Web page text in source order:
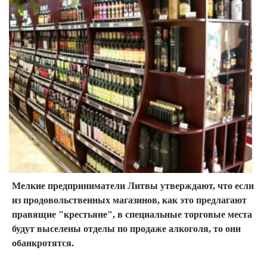
Мелкие предприниматели Литвы утверждают, что если
из продовольственных магазинов, как это предлагают
правящие "крестьяне", в специальные торговые места
будут выселены отделы по продаже алкоголя, то они
обанкротятся.